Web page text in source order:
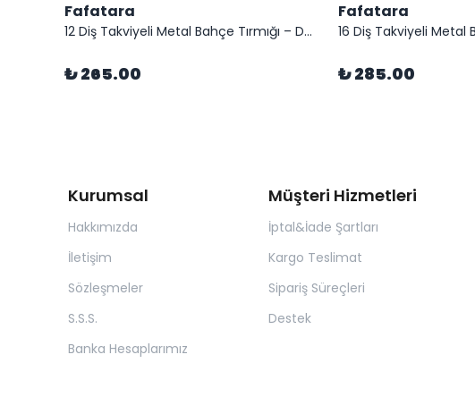
Fafatara
12 Diş Takviyeli Metal Bahçe Tırmığı – Dayanıklı, Geniş Ağızlı Yaprak ve Toprak Tırmığı
₺ 265.00
Fafatara
₺ 285.00
Kurumsal
Hakkımızda
İletişim
Sözleşmeler
S.S.S.
Banka Hesaplarımız
Müşteri Hizmetleri
İptal&İade Şartları
Kargo Teslimat
Sipariş Süreçleri
Destek